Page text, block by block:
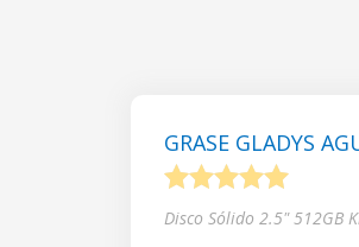
GRASE GLADYS
Disco Sólido 2.5" 512GB